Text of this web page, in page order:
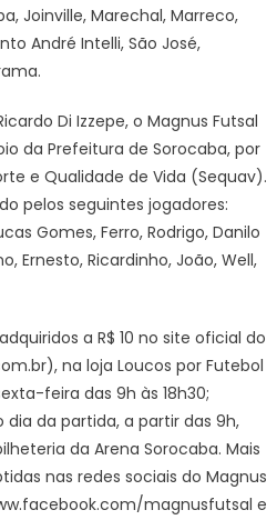
Joinville, Marechal, Marreco,
André Intelli, São José,
Di Izzepe, o Magnus Futsal
da Prefeitura de Sorocaba, por
e Qualidade de Vida (Sequav).
pelos seguintes jogadores:
Gomes, Ferro, Rodrigo, Danilo
Ernesto, Ricardinho, João, Well,
a R$ 10 no site oficial do
na loja Loucos por Futebol
feira das 9h às 18h30;
dia da partida, a partir das 9h,
da Arena Sorocaba. Mais
nas redes sociais do Magnus
magnusfutsal e